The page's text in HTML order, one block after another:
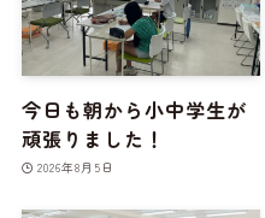
今日も朝から小中学生が
頑張りました！
2026年8月5日